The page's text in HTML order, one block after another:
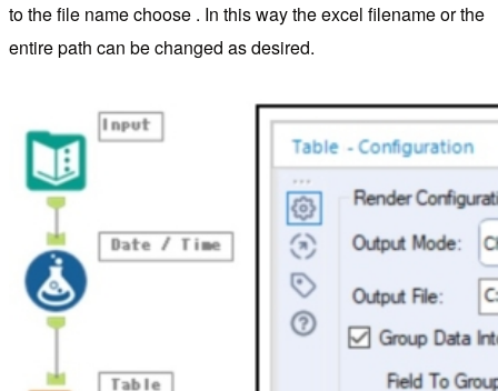
to the file name choose . In this way the excel filename or the
entire path can be changed as desired.